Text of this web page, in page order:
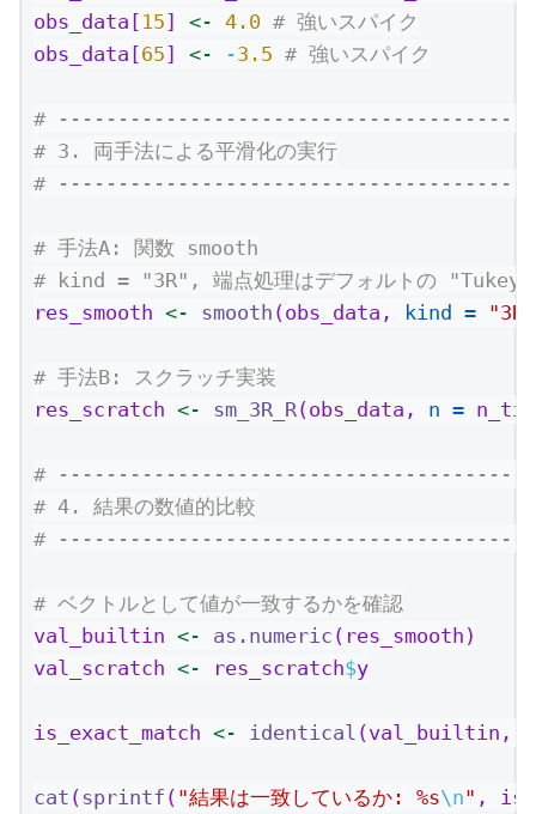
obs_data[ 15] <- 4.0 # 強いスパイク
obs_data[65] <- -3.5 # 強いスパイク
#
# 3. 両手法による平滑化の実行
#
# 手法A: 関数 smooth
# kind = "3R", 端点処理はデフォルトの
res_smooth <- smooth (obs_data, kind = "3R"
# 手法B: スクラッチ実装
res_scratch <- sm_3R_R(obs_data, n =
#
# 4. 結果の数値的比較
#
# ベクトルとして値が一致するかを確認
val_builtin <- as.numeric (res_smooth)
val_scratch <- res_scratch$y
is_exact_match <- identical (val_builtin,
cat (sprintf ( "結果は一致しているか: %s\n" ,